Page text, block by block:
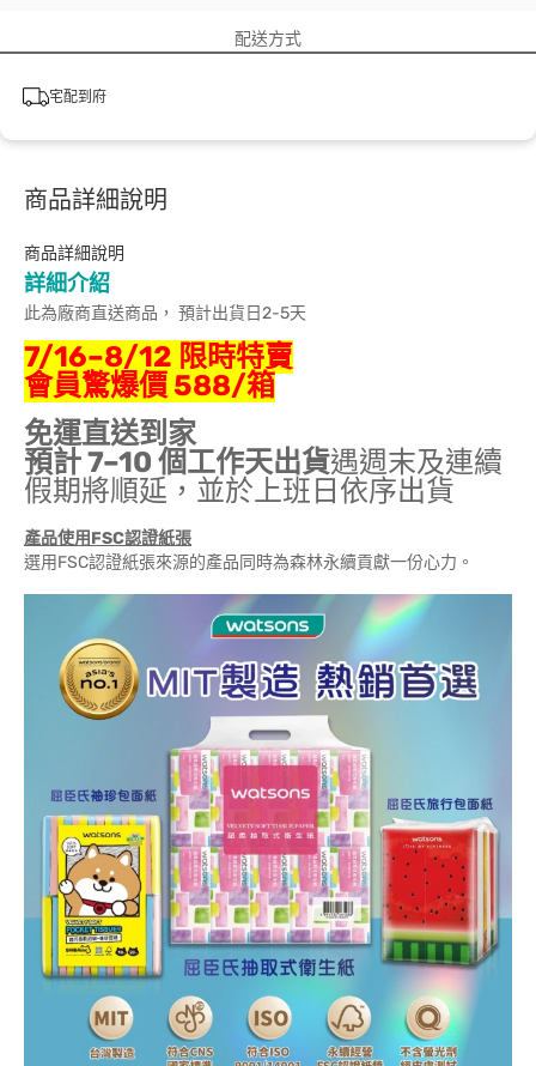
配送方式
宅配到府
商品詳細說明
商品詳細說明
詳細介紹
此為廠商直送商品， 預計出貨日2-5天
7/16–8/12 限時特賣
會員驚爆價 588/箱
免運直送到家
預計 7–10 個工作天出貨遇週末及連續
假期將順延，並於上班日依序出貨
產品使用FSC認證紙張
選用FSC認證紙張來源的產品同時為森林永續貢獻一份心力。